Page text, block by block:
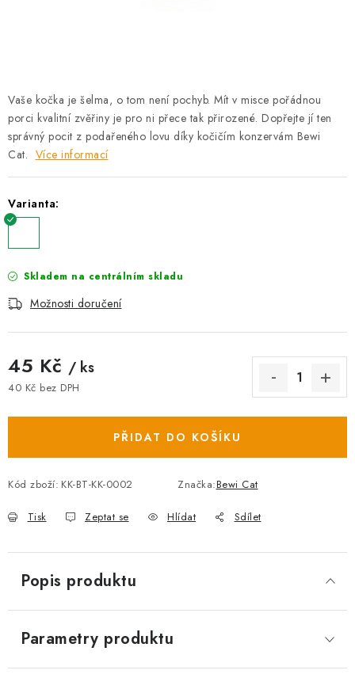
HODNOCENÍ OBCHODU
DOPRAVA PO OSTRAVĚ, HLUČÍNĚ A OKOLÍ
Kontakt Možnosti dopravy
Hodnocení obchodu
Obchodní podmínky
Věrnostní slevy
Vaše kočka je šelma, o tom není pochyb. Mít v misce pořádnou
porci kvalitní zvěřiny je pro ni přece tak přirozené. Dopřejte jí ten
správný pocit z podařeného lovu díky kočičím konzervám Bewi
Cat. Více informací
Varianta:
Skladem na centrálním skladu
Možnosti doručení
45 Kč / ks
40 Kč bez DPH
PŘIDAT DO KOŠÍKU
Kód zboží: KK-BT-KK-0002 Značka:Bewi Cat
Tisk Zeptat se Hlídat Sdílet
Popis produktu
Parametry produktu